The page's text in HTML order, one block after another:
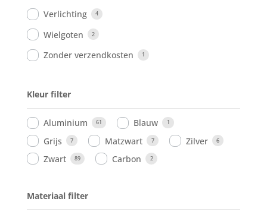
Verlichting 4
Wielgoten 2
Zonder verzendkosten 1
Kleur filter
Aluminium 61 Blauw 1
Grijs 7 Matzwart 7 Zilver 6
Zwart 89 Carbon 2
Materiaal filter